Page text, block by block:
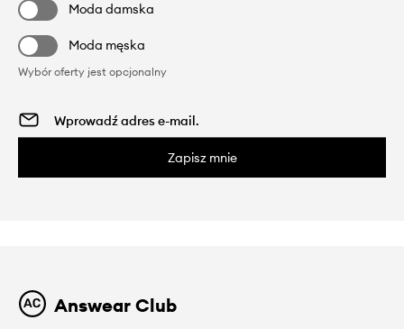
Moda damska
Moda męska
Wybór oferty jest opcjonalny
Zapisz mnie
Answear Club